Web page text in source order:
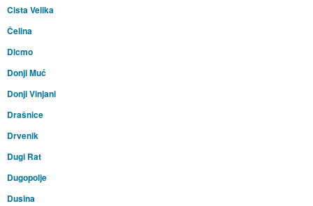
Cista Velika
Čelina
Dicmo
Donji Muć
Donji Vinjani
Drašnice
Drvenik
Dugi Rat
Dugopolje
Dusina